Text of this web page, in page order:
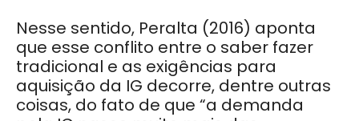
Nesse sentido, Peralta (2016) aponta
que esse conflito entre o saber fazer
tradicional e as exigências para
aquisição da IG decorre, dentre outras
coisas, do fato de que “a demanda